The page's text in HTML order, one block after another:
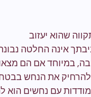
שהוא יעזוב
אינה החלטה
במיוחד אם הם
את הנחש
עם נחשים הוא